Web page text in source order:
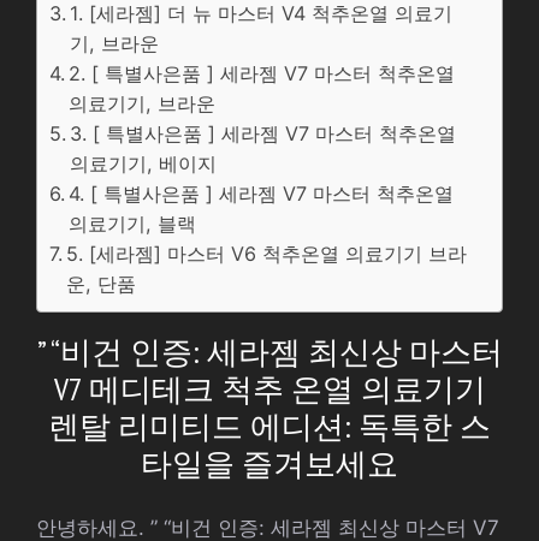
1. [세라젬] 더 뉴 마스터 V4 척추온열 의료기
기, 브라운
2. [ 특별사은품 ] 세라젬 V7 마스터 척추온열
의료기기, 브라운
3. [ 특별사은품 ] 세라젬 V7 마스터 척추온열
의료기기, 베이지
4. [ 특별사은품 ] 세라젬 V7 마스터 척추온열
의료기기, 블랙
5. [세라젬] 마스터 V6 척추온열 의료기기 브라
운, 단품
” “비건 인증: 세라젬 최신상 마스터
V7 메디테크 척추 온열 의료기기
렌탈 리미티드 에디션: 독특한 스
타일을 즐겨보세요
안녕하세요. ” “비건 인증: 세라젬 최신상 마스터 V7